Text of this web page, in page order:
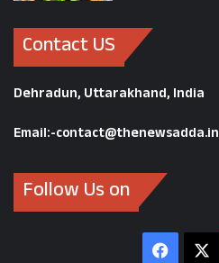
Contact US
Dehradun, Uttarakhand, India
Email:-contact@thenewsadda.in
Follow Us on
Facebook